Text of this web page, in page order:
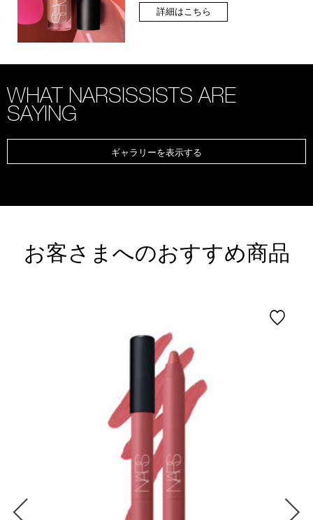
詳細はこちら
WHAT NARSISSISTS ARE
SAYING
ギャラリーを表示する
お客さまへのおすすめ商品